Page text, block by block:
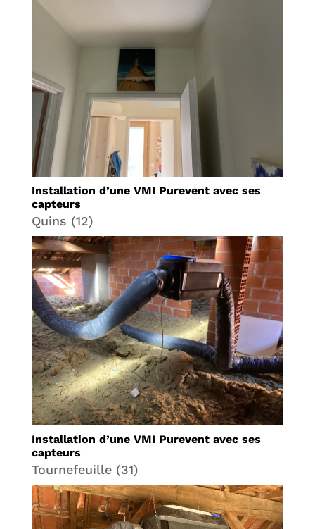
Installation d’une VMI Purevent avec ses
capteurs
Quins (12)
Installation d’une VMI Purevent avec ses
capteurs
Tournefeuille (31)